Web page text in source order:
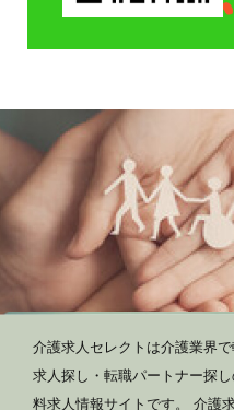
介護求人セレクトは介護業界
求人探し・転職パートナー探
料求人情報サイトです。 介護